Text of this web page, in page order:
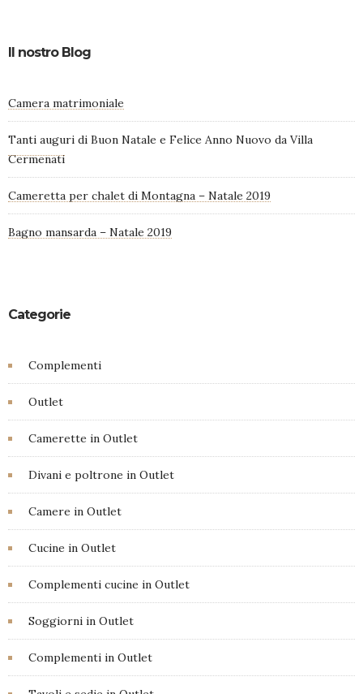
Il nostro Blog
Camera matrimoniale
Tanti auguri di Buon Natale e Felice Anno Nuovo da Villa
Cermenati
Cameretta per chalet di Montagna – Natale 2019
Bagno mansarda – Natale 2019
Categorie
Complementi
Outlet
Camerette in Outlet
Divani e poltrone in Outlet
Camere in Outlet
Cucine in Outlet
Complementi cucine in Outlet
Soggiorni in Outlet
Complementi in Outlet